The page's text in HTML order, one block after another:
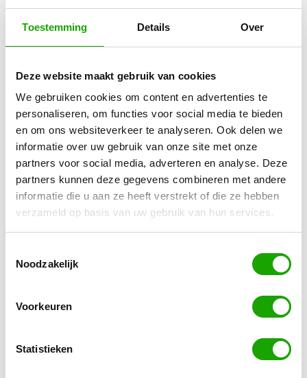
Toestemming Details Over
Deze website maakt gebruik van cookies
We gebruiken cookies om content en advertenties te
personaliseren, om functies voor social media te bieden
en om ons websiteverkeer te analyseren. Ook delen we
informatie over uw gebruik van onze site met onze
partners voor social media, adverteren en analyse. Deze
partners kunnen deze gegevens combineren met andere
informatie die u aan ze heeft verstrekt of die ze hebben
verzameld op basis van uw gebruik van hun services.
Noodzakelijk
Voorkeuren
Statistieken
Wim Davidse
Arne Lont
Ga direct naar:
Kennis Event 19-11-2026
Ik heb een vraag
locaties